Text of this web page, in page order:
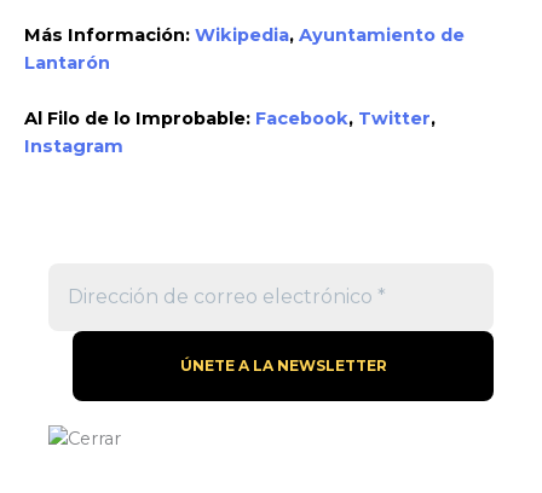
Más Información: Wikipedia, Ayuntamiento de
Lantarón
Al Filo de lo Improbable: Facebook, Twitter,
Instagram